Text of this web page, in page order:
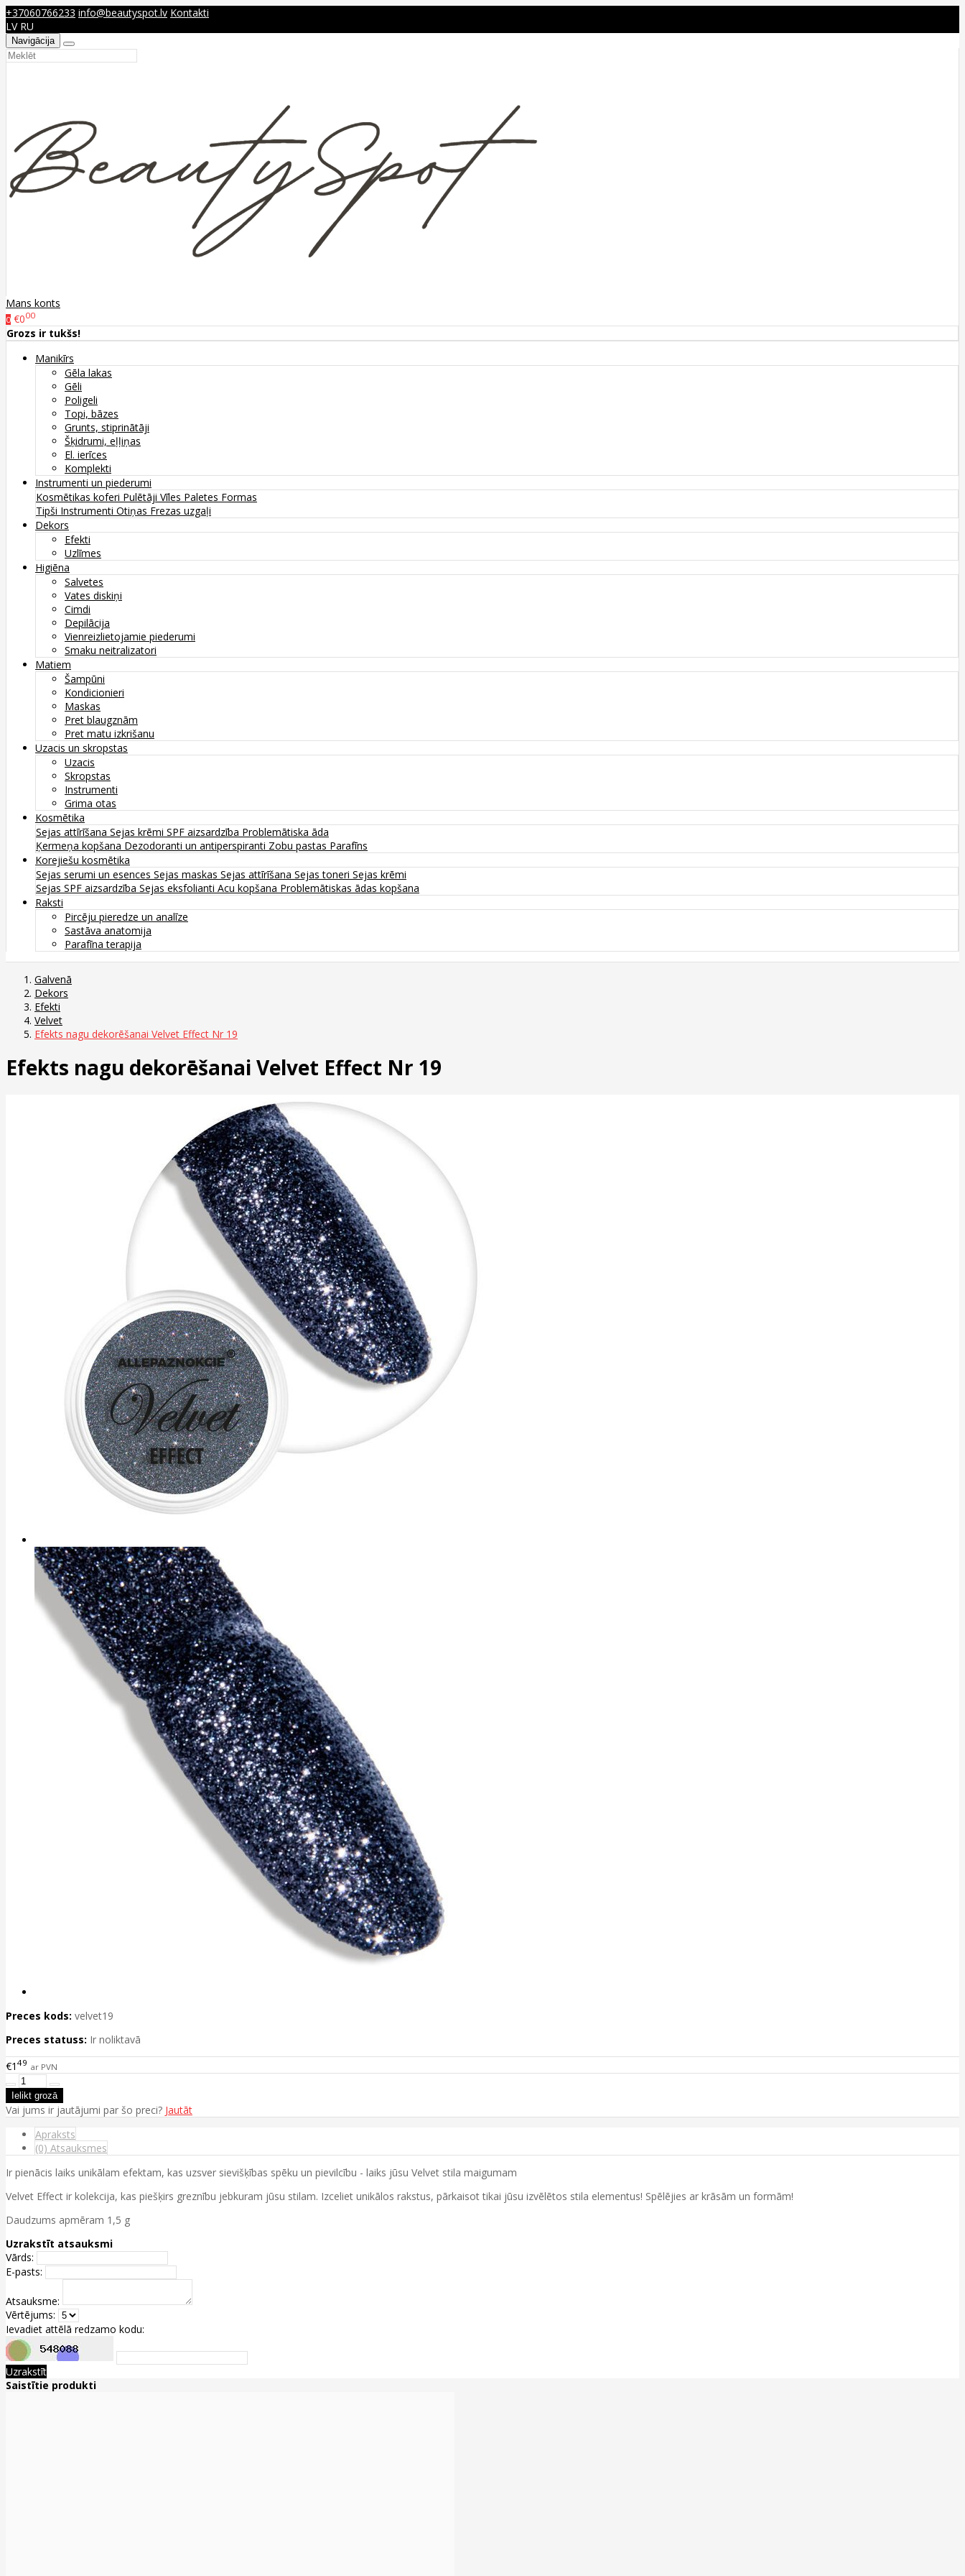
+37060766233 info@beautyspot.lv Kontakti
LV RU
Navigācija
Mans konts
0 €000
Grozs ir tukšs!
Manikīrs
Gēla lakas
Gēli
Poligeli
Topi, bāzes
Grunts, stiprinātāji
Šķidrumi, eļļiņas
El. ierīces
Komplekti
Instrumenti un piederumi
Kosmētikas koferi Pulētāji Vīles Paletes Formas
Tipši Instrumenti Otiņas Frezas uzgaļi
Dekors
Efekti
Uzlīmes
Higiēna
Salvetes
Vates diskiņi
Cimdi
Depilācija
Vienreizlietojamie piederumi
Smaku neitralizatori
Matiem
Šampūni
Kondicionieri
Maskas
Pret blaugznām
Pret matu izkrišanu
Uzacis un skropstas
Uzacis
Skropstas
Instrumenti
Grima otas
Kosmētika
Sejas attīrīšana Sejas krēmi SPF aizsardzība Problemātiska āda
Ķermeņa kopšana Dezodoranti un antiperspiranti Zobu pastas Parafīns
Korejiešu kosmētika
Sejas serumi un esences Sejas maskas Sejas attīrīšana Sejas toneri Sejas krēmi
Sejas SPF aizsardzība Sejas eksfolianti Acu kopšana Problemātiskas ādas kopšana
Raksti
Pircēju pieredze un analīze
Sastāva anatomija
Parafīna terapija
Galvenā
Dekors
Efekti
Velvet
Efekts nagu dekorēšanai Velvet Effect Nr 19
Efekts nagu dekorēšanai Velvet Effect Nr 19
Preces kods: velvet19
Preces statuss: Ir noliktavā
€1 49 ar PVN
Vai jums ir jautājumi par šo preci? Jautāt
Apraksts
(0) Atsauksmes
Ir pienācis laiks unikālam efektam, kas uzsver sievišķības spēku un pievilcību - laiks jūsu Velvet stila maigumam
Velvet Effect ir kolekcija, kas piešķirs greznību jebkuram jūsu stilam. Izceliet unikālos rakstus, pārkaisot tikai jūsu izvēlētos stila elementus! Spēlējies ar krāsām un formām!
Daudzums apmēram 1,5 g
Uzrakstīt atsauksmi
Vārds:
E-pasts:
Atsauksme:
Vērtējums:
Ievadiet attēlā redzamo kodu:
Uzrakstīt
Saistītie produkti